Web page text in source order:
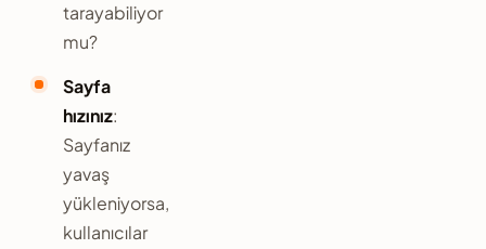
tarayabiliyor
mu?
Sayfa
hızınız:
Sayfanız
yavaş
yükleniyorsa,
kullanıcılar